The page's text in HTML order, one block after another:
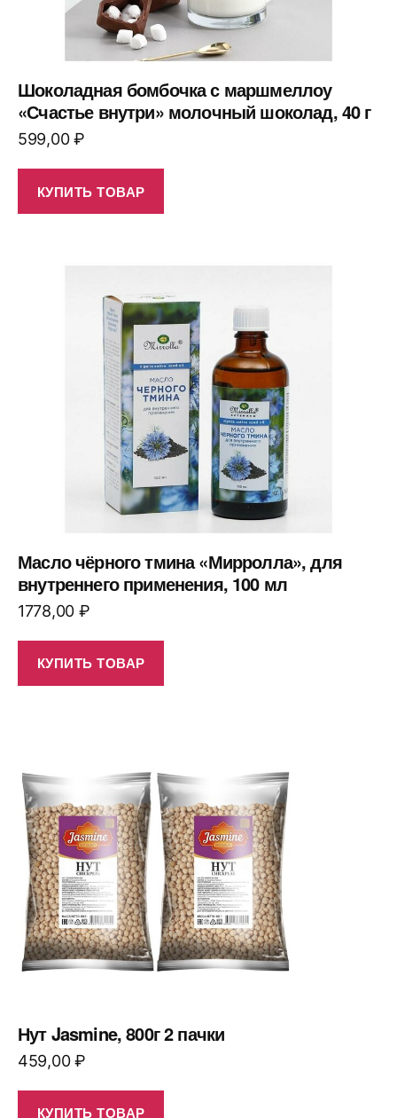
Шоколадная бомбочка с маршмеллоу
«Счастье внутри» молочный шоколад, 40 г
599,00₽
КУПИТЬ ТОВАР
Масло чёрного тмина «Мирролла», для
внутреннего применения, 100 мл
1778,00 ₽
КУПИТЬ ТОВАР
Нут Jasmine, 800г 2 пачки
459,00₽
КУПИТЬ ТОВАР